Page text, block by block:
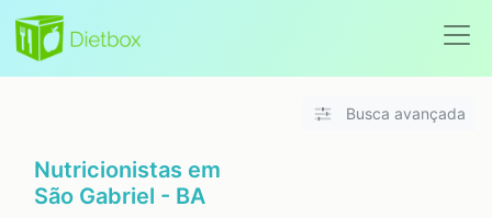
Busca avançada
Nutricionistas em
São Gabriel - BA